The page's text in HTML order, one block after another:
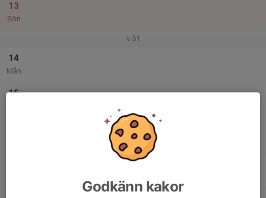
13
Sön
v.51
14
Mån
15
Godkänn kakor